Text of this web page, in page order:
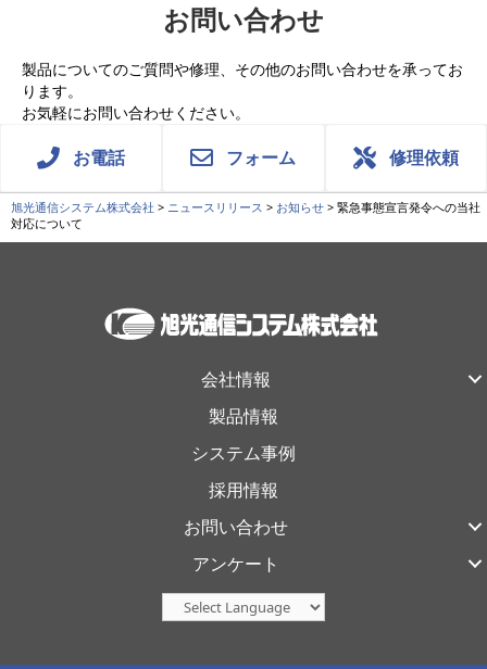
お問い合わせ
製品についてのご質問や修理、その他のお問い合わせを承ってお
ります。
お気軽にお問い合わせください。
お電話 フォーム 修理依頼
旭光通信システム株式会社 > ニュースリリース > お知らせ > 緊急事態宣言発令への当社
対応について
会社情報
製品情報
システム事例
採用情報
お問い合わせ
アンケート